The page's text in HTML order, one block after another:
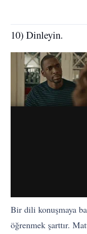
10) Dinleyin.
Bir dili konuşmaya
öğrenmek şarttır.